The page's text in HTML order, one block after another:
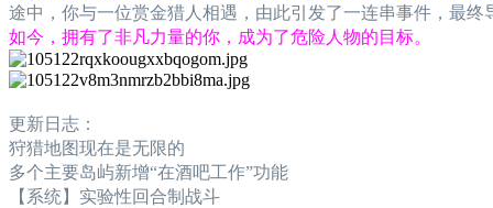
途中，你与一位赏金猎人相遇，由此引发了一连串事件，最
如今，拥有了非凡力量的你，成为了危险人物的目标。
更新日志：
狩猎地图现在是无限的
多个主要岛屿新增“在酒吧工作”功能
【系统】实验性回合制战斗